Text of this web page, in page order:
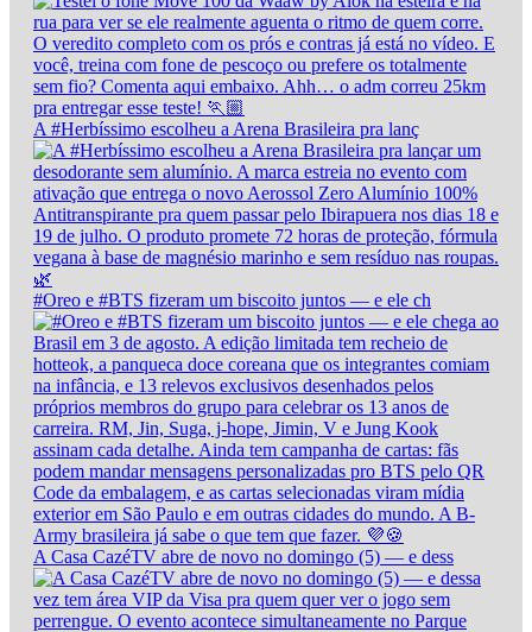
A #Herbíssimo escolheu a Arena Brasileira pra lanç
#Oreo e #BTS fizeram um biscoito juntos — e ele ch
A Casa CazéTV abre de novo no domingo (5) — e dess